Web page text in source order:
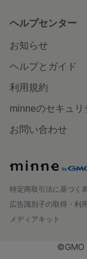
ヘルプセンター
お知らせ
ヘルプとガイド
利用規約
minneのセキュリ
お問い合わせ
特定商取引法に基づく
広告識別子の取得・利用
メディアキット
©GMO